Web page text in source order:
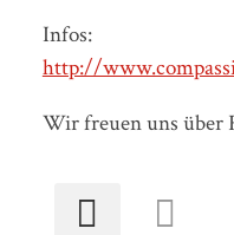
Infos:
http://
Wir freuen uns über